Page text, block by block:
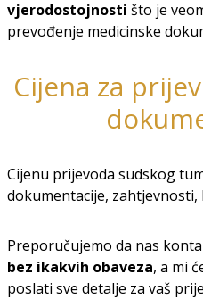
vjerodostojnosti što je
prevođenje medicinske
Cijena za
Cijenu prijevoda sudskog
dokumentacije,
Preporučujemo da nas
bez ikakvih obaveza, a mi
poslati sve detalje za vaš